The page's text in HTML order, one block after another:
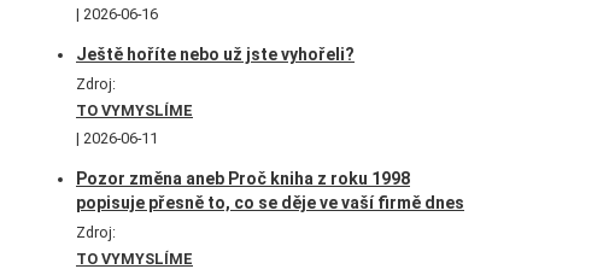
2026-06-16
Ještě hoříte nebo už jste vyhořeli?
Zdroj:
TO VYMYSLÍME
2026-06-11
Pozor změna aneb Proč kniha z roku 1998
popisuje přesně to, co se děje ve vaší firmě dnes
Zdroj:
TO VYMYSLÍME